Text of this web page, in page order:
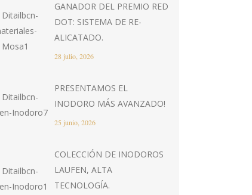
GANADOR DEL PREMIO RED
DOT: SISTEMA DE RE-
ALICATADO.
28 julio, 2026
PRESENTAMOS EL
INODORO MÁS AVANZADO!
25 junio, 2026
COLECCIÓN DE INODOROS
LAUFEN, ALTA
TECNOLOGÍA.